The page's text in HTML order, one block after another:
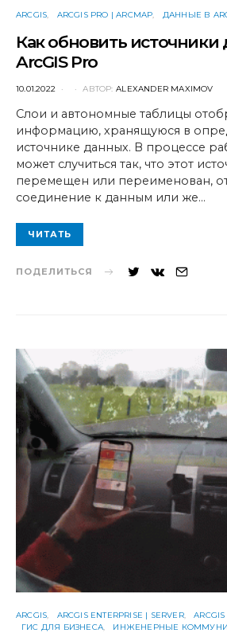
ARCGIS ARCGIS PRO | ARCMAP ДАННЫЕ В
Как обновить источники
ArcGIS Pro
POSTED
10.01.2022 АВТОР: ALEXANDER MAXIMOV
Слои и автономные таблицы
информацию, хранящуюся в
источнике данных. В процессе
может случиться так, что этот
перемещен или переименован,
соединение к данным или же…
ЧИТАТЬ
ПОДЕЛИТЬСЯ
ARCGIS ARCGIS ENTERPRISE | SERVER
ГИС ДЛЯ БИЗНЕСА
ИНЖЕНЕРНЫЕ